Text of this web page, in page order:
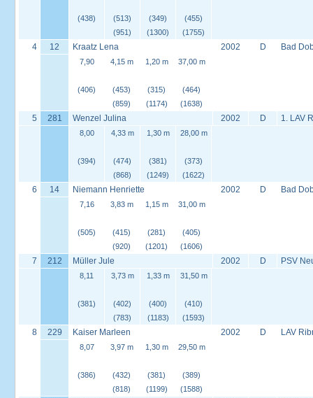
(438)
(513)
(951)
(349)
(1300)
(455)
(1755)
4 12 Kraatz Lena 2002 D Bad
7,90
(406)
4,15 m
(453)
(859)
1,20 m
(315)
(1174)
37,00 m
(464)
(1638)
5 281 Wenzel Julina 2002 D 1. LAV
8,00
(394)
4,33 m
(474)
(868)
1,30 m
(381)
(1249)
28,00 m
(373)
(1622)
6 14 Niemann Henriette 2002 D Bad
7,16
(505)
3,83 m
(415)
(920)
1,15 m
(281)
(1201)
31,00 m
(405)
(1606)
7 212 Müller Jule 2002 D PSV
8,11
(381)
3,73 m
(402)
(783)
1,33 m
(400)
(1183)
31,50 m
(410)
(1593)
8 229 Kaiser Marleen 2002 D LAV
8,07
(386)
3,97 m
(432)
(818)
1,30 m
(381)
(1199)
29,50 m
(389)
(1588)